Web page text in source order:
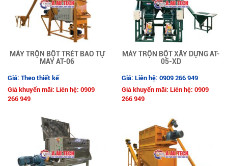
MÁY TRỘN BỘT TRÉT BAO TỰ
MAY AT-06
Giá: Theo thiết kế
Giá khuyến mãi: Liên hệ: 0909
266 949
MÁY TRỘN BỘT XÂY DỰNG AT-
05-XD
Giá: Liên hệ: 0909 266 949
Giá khuyến mãi: Liên hệ: 0909
266 949